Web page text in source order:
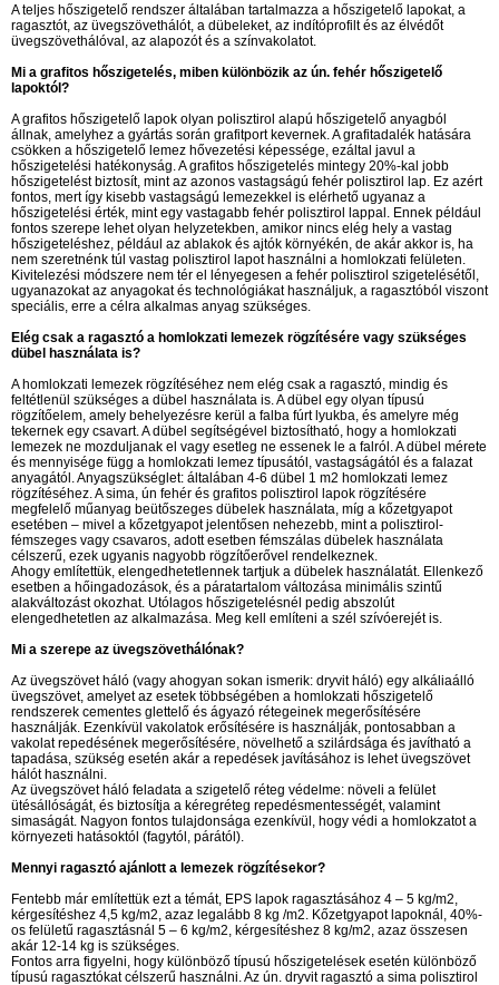
A teljes hőszigetelő rendszer általában tartalmazza a hőszigetelő lapokat, a
ragasztót, az üvegszövethálót, a dübeleket, az indítóprofilt és az élvédőt
üvegszövethálóval, az alapozót és a színvakolatot.
Mi a grafitos hőszigetelés, miben különbözik az ún. fehér hőszigetelő
lapoktól?
A grafitos hőszigetelő lapok olyan polisztirol alapú hőszigetelő anyagból
állnak, amelyhez a gyártás során grafitport kevernek. A grafitadalék hatására
csökken a hőszigetelő lemez hővezetési képessége, ezáltal javul a
hőszigetelési hatékonyság. A grafitos hőszigetelés mintegy 20%-kal jobb
hőszigetelést biztosít, mint az azonos vastagságú fehér polisztirol lap. Ez azért
fontos, mert így kisebb vastagságú lemezekkel is elérhető ugyanaz a
hőszigetelési érték, mint egy vastagabb fehér polisztirol lappal. Ennek például
fontos szerepe lehet olyan helyzetekben, amikor nincs elég hely a vastag
hőszigeteléshez, például az ablakok és ajtók környékén, de akár akkor is, ha
nem szeretnénk túl vastag polisztirol lapot használni a homlokzati felületen.
Kivitelezési módszere nem tér el lényegesen a fehér polisztirol szigetelésétől,
ugyanazokat az anyagokat és technológiákat használjuk, a ragasztóból viszont
speciális, erre a célra alkalmas anyag szükséges.
Elég csak a ragasztó a homlokzati lemezek rögzítésére vagy szükséges
dübel használata is?
A homlokzati lemezek rögzítéséhez nem elég csak a ragasztó, mindig és
feltétlenül szükséges a dübel használata is. A dübel egy olyan típusú
rögzítőelem, amely behelyezésre kerül a falba fúrt lyukba, és amelyre még
tekernek egy csavart. A dübel segítségével biztosítható, hogy a homlokzati
lemezek ne mozduljanak el vagy esetleg ne essenek le a falról. A dübel mérete
és mennyisége függ a homlokzati lemez típusától, vastagságától és a falazat
anyagától. Anyagszükséglet: általában 4-6 dübel 1 m2 homlokzati lemez
rögzítéséhez. A sima, ún fehér és grafitos polisztirol lapok rögzítésére
megfelelő műanyag beütőszeges dübelek használata, míg a kőzetgyapot
esetében – mivel a kőzetgyapot jelentősen nehezebb, mint a polisztirol-
fémszeges vagy csavaros, adott esetben fémszálas dübelek használata
célszerű, ezek ugyanis nagyobb rögzítőerővel rendelkeznek.
Ahogy említettük, elengedhetetlennek tartjuk a dübelek használatát. Ellenkező
esetben a hőingadozások, és a páratartalom változása minimális szintű
alakváltozást okozhat. Utólagos hőszigetelésnél pedig abszolút
elengedhetetlen az alkalmazása. Meg kell említeni a szél szívóerejét is.
Mi a szerepe az üvegszövethálónak?
Az üvegszövet háló (vagy ahogyan sokan ismerik: dryvit háló) egy alkáliaálló
üvegszövet, amelyet az esetek többségében a homlokzati hőszigetelő
rendszerek cementes glettelő és ágyazó rétegeinek megerősítésére
használják. Ezenkívül vakolatok erősítésére is használják, pontosabban a
vakolat repedésének megerősítésére, növelhető a szilárdsága és javítható a
tapadása, szükség esetén akár a repedések javításához is lehet üvegszövet
hálót használni.
Az üvegszövet háló feladata a szigetelő réteg védelme: növeli a felület
ütésállóságát, és biztosítja a kéregréteg repedésmentességét, valamint
simaságát. Nagyon fontos tulajdonsága ezenkívül, hogy védi a homlokzatot a
környezeti hatásoktól (fagytól, párától).
Mennyi ragasztó ajánlott a lemezek rögzítésekor?
Fentebb már említettük ezt a témát, EPS lapok ragasztásához 4 – 5 kg/m2,
kérgesítéshez 4,5 kg/m2, azaz legalább 8 kg /m2. Kőzetgyapot lapoknál, 40%-
os felületű ragasztásnál 5 – 6 kg/m2, kérgesítéshez 8 kg/m2, azaz összesen
akár 12-14 kg is szükséges.
Fontos arra figyelni, hogy különböző típusú hőszigetelések esetén különböző
típusú ragasztókat célszerű használni. Az ún. dryvit ragasztó a sima polisztirol